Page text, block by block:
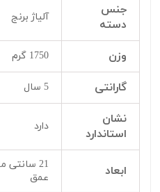
جنس
دسته
آلیاژ برنج
وزن 1750 گرم
گارانتی 5 سال
نشان
استاندارد
دارد
ابعاد
عمق